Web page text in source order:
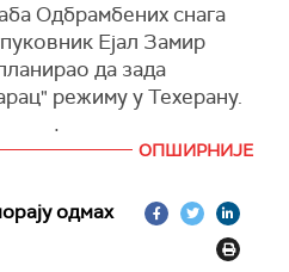
Сједињене Државе
напад“, навео је
Трут Соушал.
потврде ових навода
додатних детаља о
(CENTCOM)
хеликоптер АХ-64
Ормуског мореуза
Одбрамбених снага
Ејал Замир
да зада
режиму у Техерану.
и офанзивни системи
и спремни. Пресрели
упућене и брзо и
рекао је он,
размену ватре између
ОПШИРНИЈЕ
одмах